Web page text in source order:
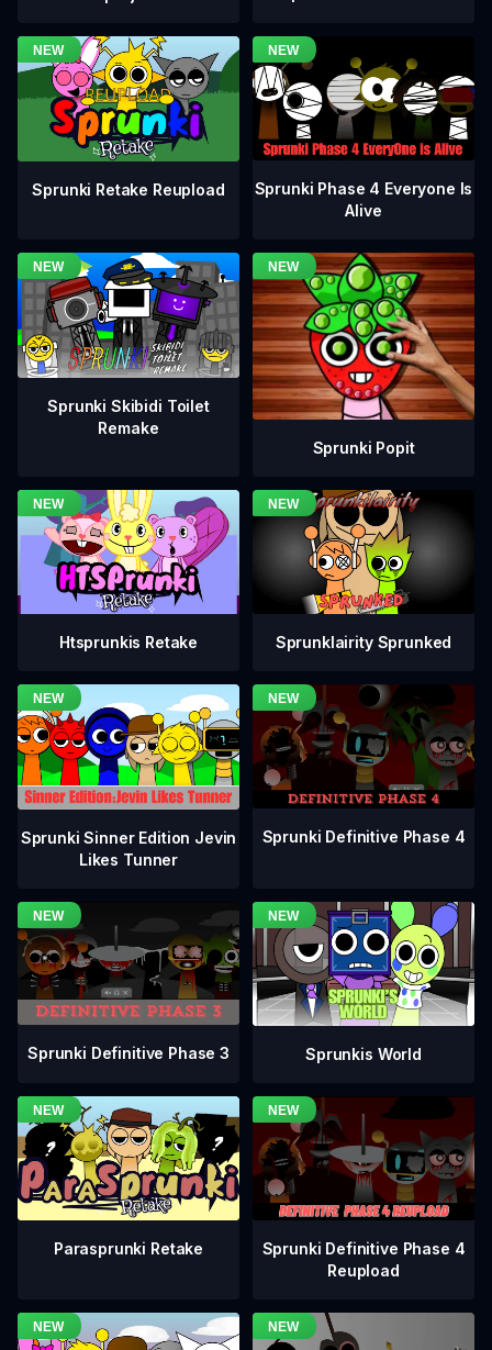
Sprunki Retake Reupload
Sprunki Phase 4 Everyone Is
Alive
Sprunki Skibidi Toilet
Remake
Sprunki Popit
Htsprunkis Retake Sprunklairity Sprunked
Sprunki Sinner Edition Jevin
Likes Tunner
Sprunki Definitive Phase 4
Sprunki Definitive Phase 3 Sprunkis World
Parasprunki Retake
Sprunki Definitive Phase 4
Reupload